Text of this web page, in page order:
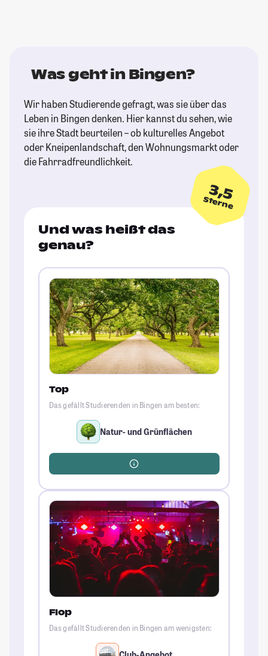
Was geht in Bingen?
Wir haben Studierende gefragt, was sie über das
Leben in Bingen denken. Hier kannst du sehen, wie
sie ihre Stadt beurteilen – ob kulturelles Angebot
oder Kneipenlandschaft, den Wohnungsmarkt oder
die Fahrradfreundlichkeit.
3,5
Sterne
Und was heißt das
genau?
Top
Das gefällt Studierenden in Bingen am besten:
Natur- und Grünflächen
Flop
Das gefällt Studierenden in Bingen am wenigsten: